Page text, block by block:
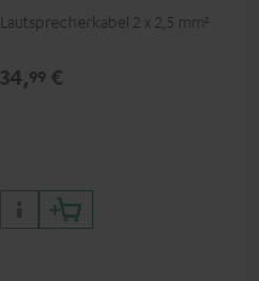
Lautsprecherkabel 2 x 2,5 mm²
34,99 €